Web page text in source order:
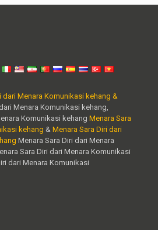
dari Menara Komunikasi kehang &
Menara Komunikasi kehang,
Komunikasi kehang Menara Sara
kehang & Menara Sara Diri dari
Menara Sara Diri dari Menara
Sara Diri dari Menara Komunikasi
dari Menara Komunikasi